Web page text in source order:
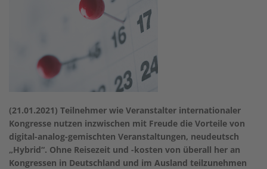
(21.01.2021) Teilnehmer wie Veranstalter internationaler
Kongresse nutzen inzwischen mit Freude die Vorteile von
digital-analog-gemischten Veranstaltungen, neudeutsch
„Hybrid“. Ohne Reisezeit und -kosten von überall her an
Kongressen in Deutschland und im Ausland teilzunehmen